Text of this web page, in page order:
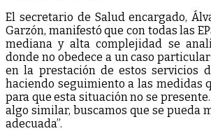
El secretario de Salud encargado,
Garzón, manifestó que con todas las
mediana y alta complejidad se
donde no obedece a un caso
en la prestación de estos servicios
haciendo seguimiento a las medidas
para que esta situación no se
algo similar, buscamos que se pueda
adecuada”.